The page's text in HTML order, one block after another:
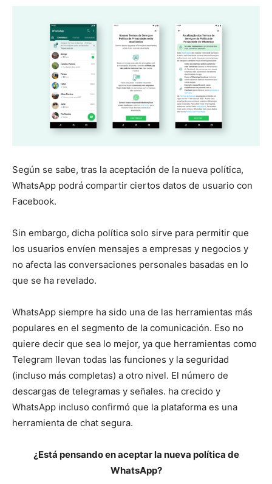
Según se sabe, tras la aceptación de la nueva política,
WhatsApp podrá compartir ciertos datos de usuario con
Facebook.
Sin embargo, dicha política solo sirve para permitir que
los usuarios envíen mensajes a empresas y negocios y
no afecta las conversaciones personales basadas en lo
que se ha revelado.
WhatsApp siempre ha sido una de las herramientas más
populares en el segmento de la comunicación. Eso no
quiere decir que sea lo mejor, ya que herramientas como
Telegram llevan todas las funciones y la seguridad
(incluso más completas) a otro nivel. El número de
descargas de telegramas y señales. ha crecido y
WhatsApp incluso confirmó que la plataforma es una
herramienta de chat segura.
¿Está pensando en aceptar la nueva política de
WhatsApp?